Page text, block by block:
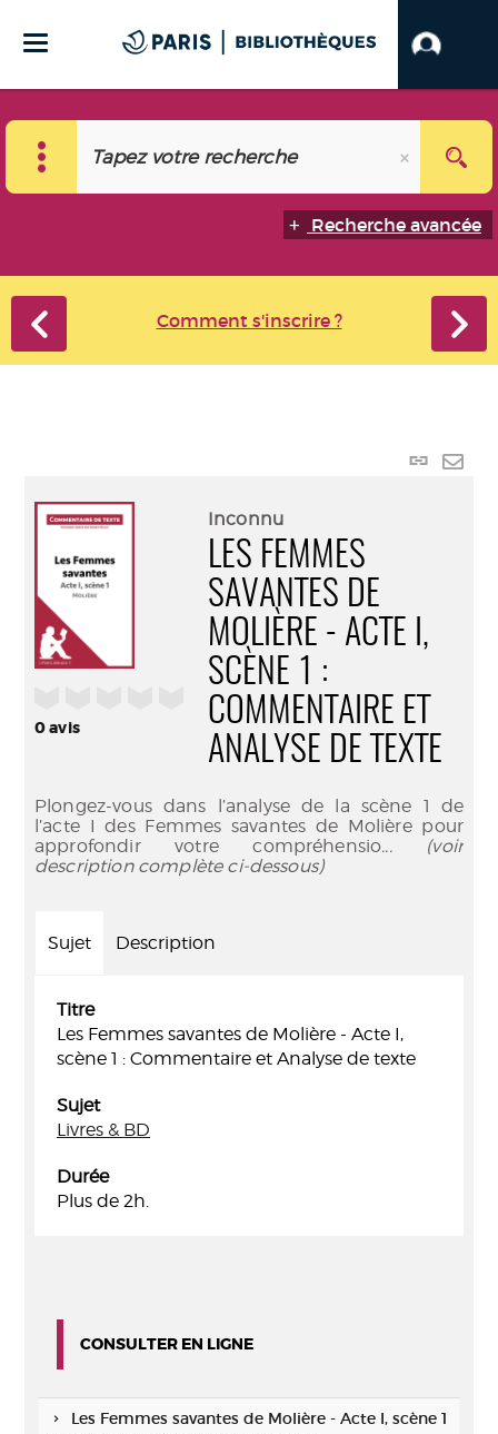
Recherche avancée
Comment s'inscrire ?
Lien
0avis
Inconnu
LES FEMMES
SAVANTES DE
MOLIÈRE - ACTE I,
SCÈNE 1 :
COMMENTAIRE ET
ANALYSE DE TEXTE
Plongez-vous dans l’analyse de la scène 1 de
l’acte I des Femmes savantes de Molière pour
approfondir votre compréhensio... (voir
description complète ci-dessous)
Sujet Description
Titre
Les Femmes savantes de Molière - Acte I,
scène 1 : Commentaire et Analyse de texte
Sujet
Livres & BD
Durée
Plus de 2h.
CONSULTER EN LIGNE
Les Femmes savantes de Molière - Acte I, scène 1